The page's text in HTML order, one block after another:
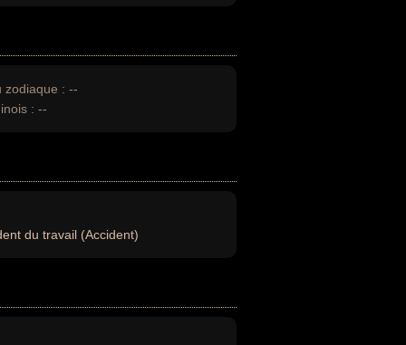
zodiaque : --
: --
du travail (Accident)